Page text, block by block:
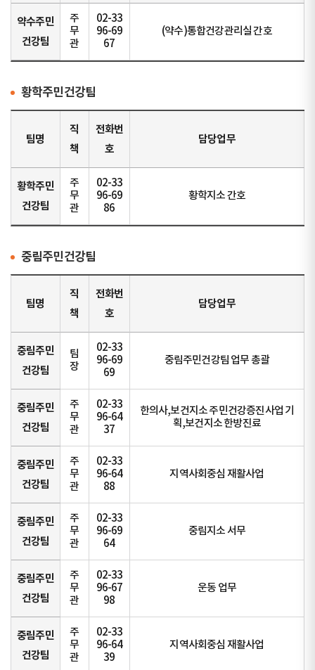
약수주민
건강팀
주
무
관
02-33
96-69
67
(약수)통합건강관리실 간호
황학주민건강팀
팀명
직
책
전화번
호
담당업무
황학주민
건강팀
주
무
관
02-33
96-69
86
황학지소 간호
중림주민건강팀
팀명
직
책
전화번
호
담당업무
중림주민
건강팀
팀
장
02-33
96-69
69
중림주민건강팀 업무 총괄
중림주민
건강팀
주
무
관
02-33
96-64
37
한의사,보건지소 주민건강증진사업 기
획,보건지소 한방진료
중림주민
건강팀
주
무
관
02-33
96-64
88
지역사회중심 재활사업
중림주민
건강팀
주
무
관
02-33
96-69
64
중림지소 서무
중림주민
건강팀
주
무
관
02-33
96-67
98
운동 업무
중림주민
건강팀
주
무
관
02-33
96-64
39
지역사회중심 재활사업